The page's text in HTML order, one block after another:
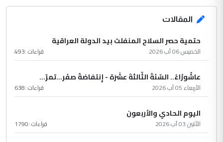
المقالات
حتمية حصر السلاح المنفلت بيد الدولة العراقية
الخميس 06 آب 2026 قراءات :493
عاشُورْاءُ.. السّنَةُ الثّالثةَ عشَرَة - إِنتفاضةُ صفَر…تمرّ...
الأربعاء 05 آب 2026 قراءات :638
اليوم الحادي والأربعون
الأثنين 03 آب 2026 قراءات :1790